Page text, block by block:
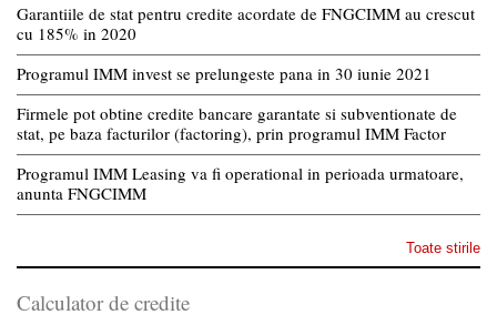
Garantiile de stat pentru credite acordate de FNGCIMM au crescut
cu 185% in 2020
Programul IMM invest se prelungeste pana in 30 iunie 2021
Firmele pot obtine credite bancare garantate si subventionate de
stat, pe baza facturilor (factoring), prin programul IMM Factor
Programul IMM Leasing va fi operational in perioada urmatoare,
anunta FNGCIMM
Toate stirile
Calculator de credite